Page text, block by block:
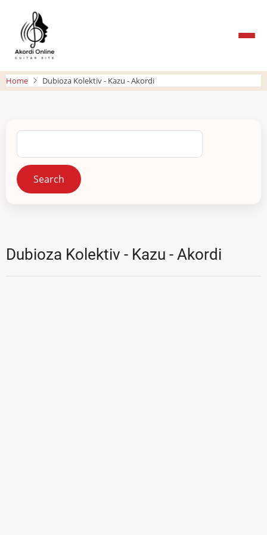
main
content
Home Dubioza Kolektiv - Kazu - Akordi
Search
Dubioza Kolektiv - Kazu - Akordi